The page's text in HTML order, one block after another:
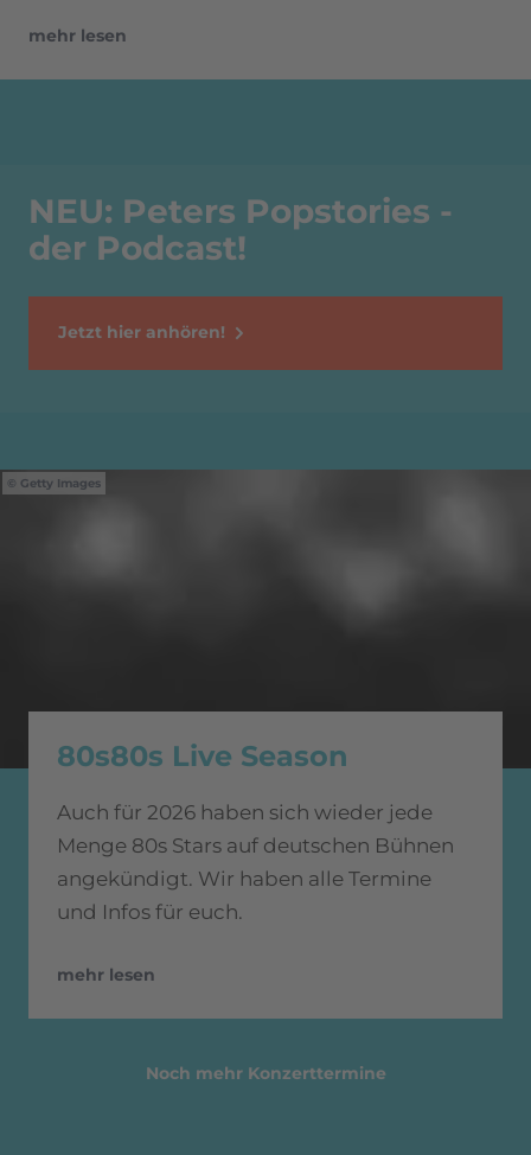
mehr lesen
NEU: Peters Popstories -
der Podcast!
Jetzt hier anhören!
Getty Images
80s80s Live Season
Auch für 2026 haben sich wieder jede
Menge 80s Stars auf deutschen Bühnen
angekündigt. Wir haben alle Termine
und Infos für euch.
mehr lesen
Noch mehr Konzerttermine